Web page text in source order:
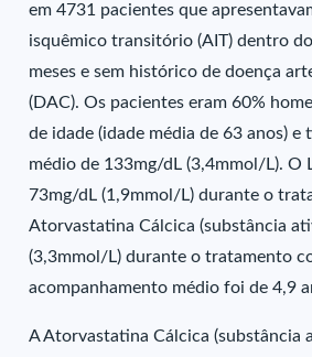
em 4731 pacientes que
isquêmico transitório (AIT) dentro
meses e sem histórico de doença
(DAC). Os pacientes eram 60%
de idade (idade média de 63 anos) e
médio de 133mg/dL (3,4mmol/L). O
73mg/dL (1,9mmol/L) durante o
Atorvastatina Cálcica (substância
(3,3mmol/L) durante o tratamento
acompanhamento médio foi de 4,9
A Atorvastatina Cálcica (substância